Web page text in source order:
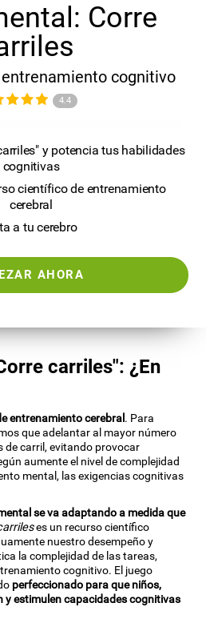
Corre
cognitivo
4.4
y potencia tus habilidades
cognitivas
científico de entrenamiento
cerebral
a tu cerebro
AHORA
carriles": ¿En
entrenamiento cerebral. Para
que adelantar al mayor número
de carril, evitando provocar
aumente el nivel de complejidad
mental, las exigencias cognitivas
se va adaptando a medida que
es un recurso científico
nuestro desempeño y
la complejidad de las tareas,
cognitivo. El juego
perfeccionado para que niños,
y estimulen capacidades cognitivas